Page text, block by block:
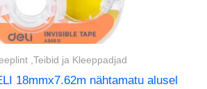
,Teibid ja Kleeppadjad
18mmx7.62m nähtamatu alusel